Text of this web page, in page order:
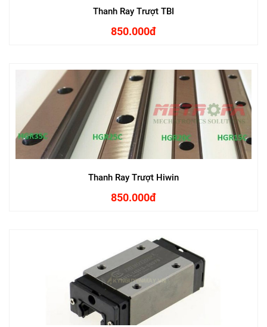
Thanh Ray Trượt TBI
850.000đ
Thanh Ray Trượt Hiwin
850.000đ